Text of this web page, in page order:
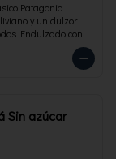
Patagonia
y un dulzor
Endulzado con
473 ml. Rinde 4
Sin azúcar